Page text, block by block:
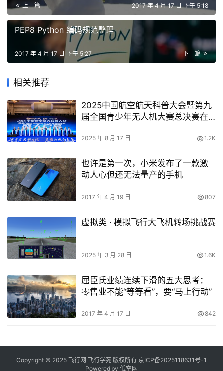
上一篇 2017 年 4 月 17 日 下午 5:18
PEP8 Python 编码规范整理
下一篇
2017 年 4 月 17 日 下午 5:27
相关推荐
2025中国航空航天科普大会暨第九
届全国青少年无人机大赛总决赛在
2025 年 8 月 17 日 1.2K
也许是第一次，小米发布了一款激
动人心但还无法量产的手机
2017 年 4 月 19 日 807
虚拟类 · 模拟飞行大飞机转场挑战赛
2025 年 3 月 28 日 1.6K
屈臣氏业绩连续下滑的五大思考：
零售业不能“等等看”，要“马上行动”
2017 年 4 月 17 日 842
Copyright © 2025 飞行网 飞行学苑 版权所有 京ICP备2025118631号-1
Powered by 低空网